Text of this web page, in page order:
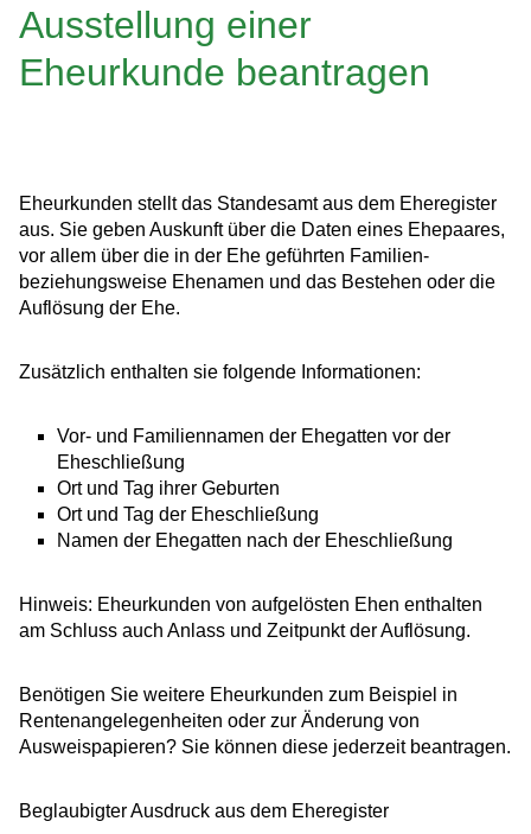
Ausstellung einer
Eheurkunde beantragen
Eheurkunden stellt das Standesamt aus dem Eheregister
aus. Sie geben Auskunft über die Daten eines Ehepaares,
vor allem über die in der Ehe geführten Familien-
beziehungsweise Ehenamen und das Bestehen oder die
Auflösung der Ehe.
Zusätzlich enthalten sie folgende Informationen:
Vor- und Familiennamen der Ehegatten vor der
Eheschließung
Ort und Tag ihrer Geburten
Ort und Tag der Eheschließung
Namen der Ehegatten nach der Eheschließung
Hinweis: Eheurkunden von aufgelösten Ehen enthalten
am Schluss auch Anlass und Zeitpunkt der Auflösung.
Benötigen Sie weitere Eheurkunden zum Beispiel in
Rentenangelegenheiten oder zur Änderung von
Ausweispapieren? Sie können diese jederzeit beantragen.
Beglaubigter Ausdruck aus dem Eheregister